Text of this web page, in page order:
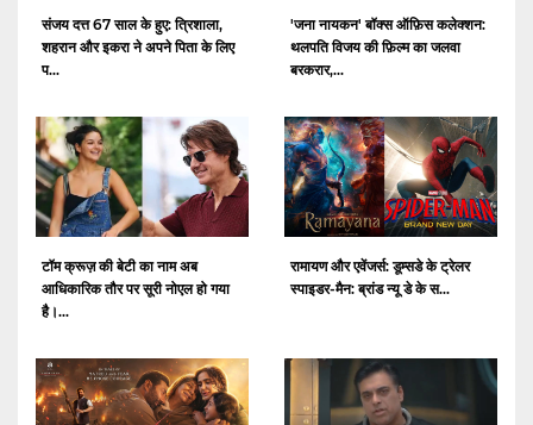
संजय दत्त 67 साल के हुए: त्रिशाला,
शहरान और इकरा ने अपने पिता के लिए
प...
'जना नायकन' बॉक्स ऑफ़िस कलेक्शन:
थलपति विजय की फ़िल्म का जलवा
बरकरार,...
टॉम क्रूज़ की बेटी का नाम अब
आधिकारिक तौर पर सूरी नोएल हो गया
है।...
रामायण और एवेंजर्स: डूम्सडे के ट्रेलर
स्पाइडर-मैन: ब्रांड न्यू डे के स...